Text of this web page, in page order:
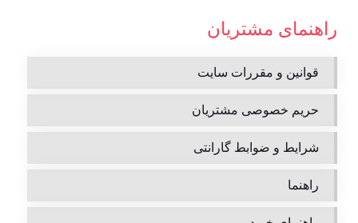
راهنمای مشتریان
قوانین و مقررات سایت
حریم خصوصی مشتریان
شرایط و ضوابط گارانتی
راهنما